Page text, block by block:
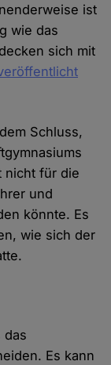
ist
wie das
sich mit
Schluss,
nicht für die
und
könnte. Es
wie sich der
das
Es kann